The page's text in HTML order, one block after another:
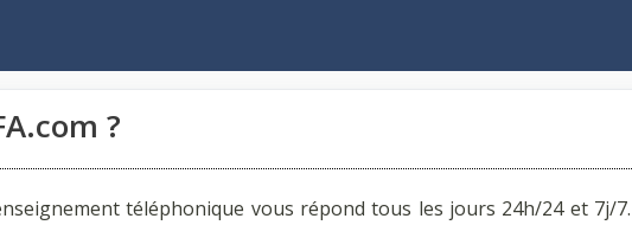
?
téléphonique vous répond tous les jours 24h/24 et 7j/7.